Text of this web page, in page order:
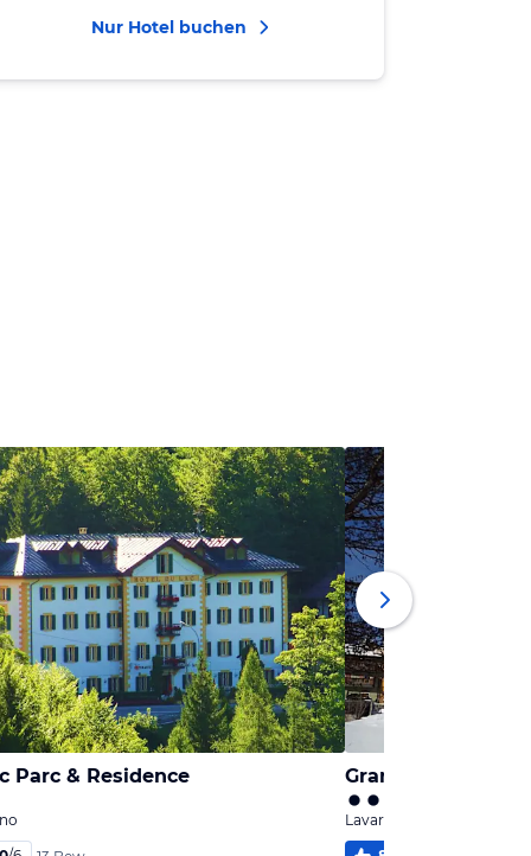
Nur Hotel buchen
Parc & Residence Grand Hotel
Lavarone, Trentino